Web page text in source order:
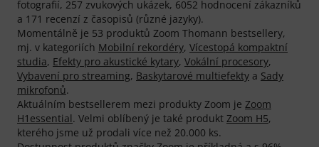
fotografií, 257 zvukových ukázek, 6052 hodnocení zákazníků
a 171 recenzí z časopisů (různé jazyky).
Momentálně je 53 produktů Zoom Thomann bestsellery,
mj. v kategoriích Mobilní rekordéry, Vícestopá kompaktní
studia, Efekty pro akustické kytary, Vokální procesory,
Vybavení pro streaming, Baskytarové multiefekty a Sady
mikrofonů.
Aktuálním bestsellerem mezi produkty Zoom je Zoom
H1essential. Velmi oblíbený je také produkt Zoom H5,
kterého jsme už prodali více než 20.000 ks.